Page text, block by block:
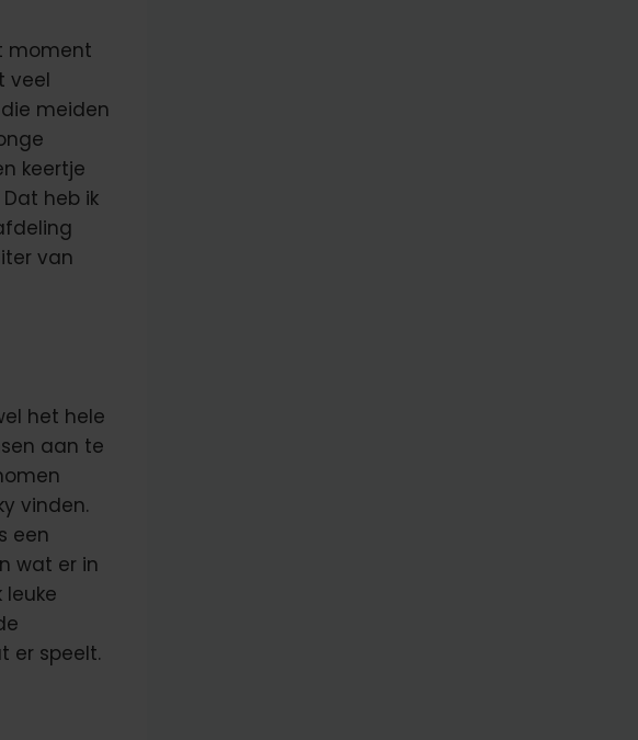
moment
veel
meiden
keertje
heb ik
van
het hele
aan te
vinden.
een
wat er in
er speelt.